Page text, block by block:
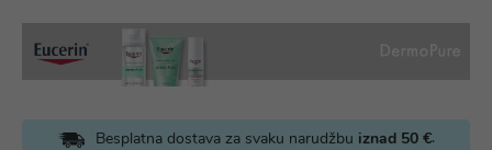
Besplatna dostava za svaku narudžbu iznad 50 €.